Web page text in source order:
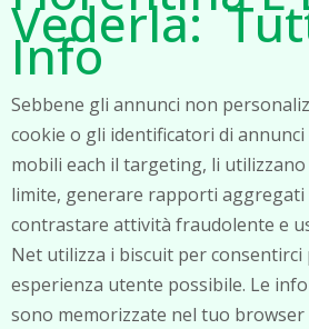
Vederla:
Info
Sebbene gli annunci non
cookie o gli identificatori di annunci
mobili each il targeting, li
limite, generare rapporti aggregati
contrastare attività fraudolente e
Net utilizza i biscuit per
esperienza utente possibile. Le
sono memorizzate nel tuo browser